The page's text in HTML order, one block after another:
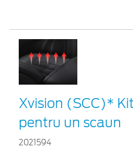
Xvision (SCC)*
pentru un scaun
2021594